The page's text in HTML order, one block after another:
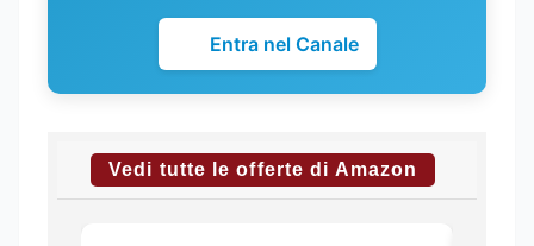
Entra nel Canale